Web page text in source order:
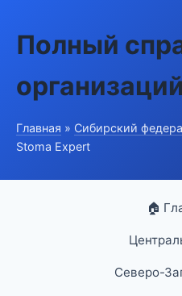
Полный
организаций
Главная » Сибирский
Stoma Expert
🏠
Северо-